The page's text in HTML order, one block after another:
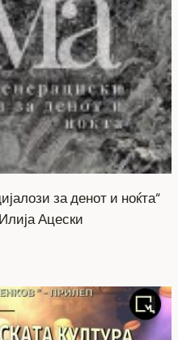
за денот и ноќта“
Ацески